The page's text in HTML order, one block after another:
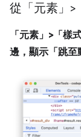
從「元素」>
「元素」>「樣
邊，顯示「跳至